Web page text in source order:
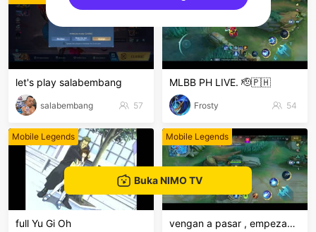
let's play salabembang
salabembang 57
MLBB PH LIVE. 🫡🇵🇭
Frosty 54
Mobile Legends
full Yu Gi Oh
Mobile Legends
vengan a pasar , empezando desde 0 🙈🔥
Buka NIMO TV
sentinelEnd